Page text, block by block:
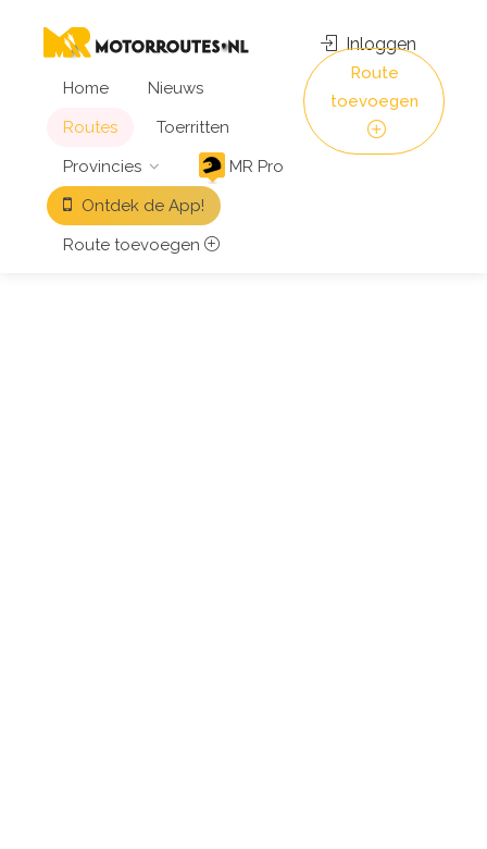
Home
Nieuws
Routes
Toerritten
Provincies
MR Pro
Ontdek de App!
Route toevoegen
Inloggen
Route
toevoegen